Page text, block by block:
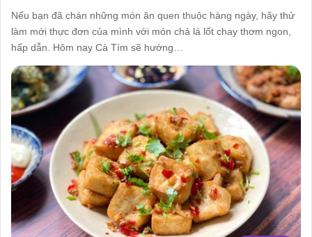
Nếu bạn đã chán những món ăn quen thuộc hàng ngày, hãy thử
làm mới thực đơn của mình với món chả lá lốt chay thơm ngon,
hấp dẫn. Hôm nay Cà Tím sẽ hướng…